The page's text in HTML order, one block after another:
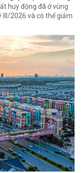
huy động đã ở vùng
2026 và có thể giảm